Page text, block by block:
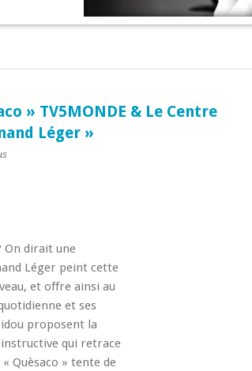
» TV5MONDE & Le Centre
Léger »
On dirait une
Léger peint cette
et offre ainsi au
et ses
proposent la
instructive qui retrace
Quèsaco » tente de